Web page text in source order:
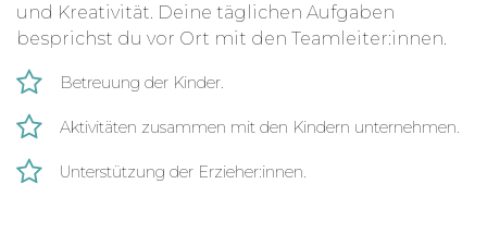
und Kreativität. Deine täglichen Aufgaben
besprichst du vor Ort mit den Teamleiter:innen.
Betreuung der Kinder.
Aktivitäten zusammen mit den Kindern unternehmen.
Unterstützung der Erzieher:innen.